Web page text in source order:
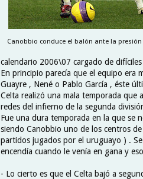
Canobbio conduce el balón ante la presión
calendario 2006\07 cargado de
En principio parecía que el equipo era
Guayre , Nené o Pablo García , éste
Celta realizó una mala temporada que
redes del infierno de la segunda
Fue una dura temporada en la que se
siendo Canobbio uno de los centros
partidos jugados por el uruguayo ) .
encendía cuando le venía en gana y
- Lo cierto es que el Celta bajó a